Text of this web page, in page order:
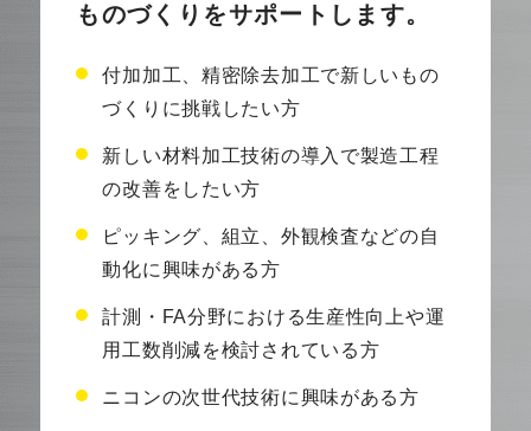
ものづくりをサポートします。
付加加工、精密除去加工で新しいもの
づくりに挑戦したい方
新しい材料加工技術の導入で製造工程
の改善をしたい方
ピッキング、組立、外観検査などの自
動化に興味がある方
計測・FA分野における生産性向上や運
用工数削減を検討されている方
ニコンの次世代技術に興味がある方